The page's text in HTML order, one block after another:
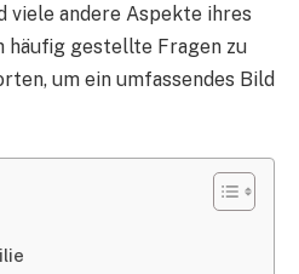
viele andere Aspekte ihres
häufig gestellte Fragen zu
um ein umfassendes Bild